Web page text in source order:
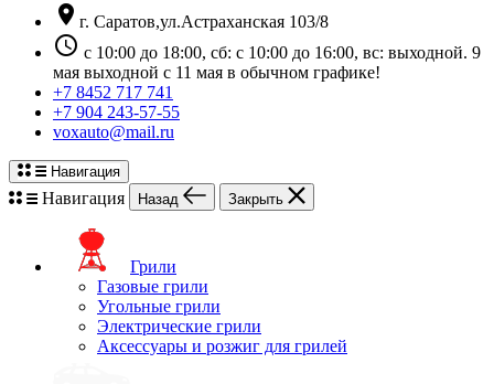
location_on г. Саратов,ул.Астраханская 103/8
schedule с 10:00 до 18:00, сб: с 10:00 до 16:00, вс: выходной. 9
мая выходной с 11 мая в обычном графике!
+7 8452 717 741
+7 904 243-57-55
voxauto@mail.ru
Навигация
Навигация Назад Закрыть
Грили
Газовые грили
Угольные грили
Электрические грили
Аксессуары и розжиг для грилей